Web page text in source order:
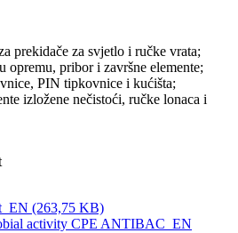
prekidače za svjetlo i ručke vrata;
opremu, pribor i završne elemente;
PIN tipkovnice i kućišta;
izložene nečistoći, ručke lonaca i
(263,75 KB)
activity CPE ANTIBAC_EN